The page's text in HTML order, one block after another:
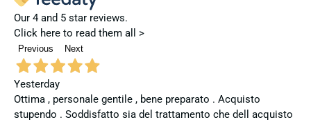
Our 4 and 5 star reviews.
Click here to read them all >
Previous Next
Yesterday
Ottima , personale gentile , bene preparato . Acquisto
stupendo . Soddisfatto sia del trattamento che dell acquisto